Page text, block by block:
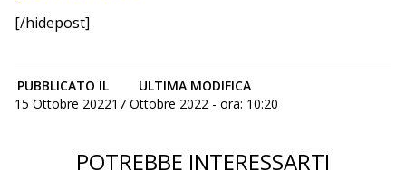
[/hidepost]
PUBBLICATO IL
15 Ottobre 2022
ULTIMA MODIFICA
17 Ottobre 2022 - ora: 10:20
POTREBBE INTERESSARTI